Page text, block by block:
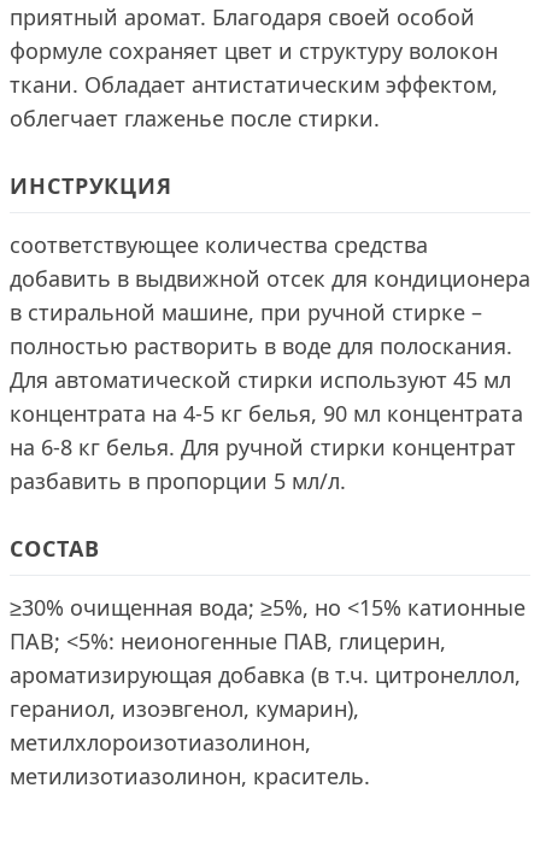
приятный аромат. Благодаря своей особой
формуле сохраняет цвет и структуру волокон
ткани. Обладает антистатическим эффектом,
облегчает глаженье после стирки.
ИНСТРУКЦИЯ
соответствующее количества средства
добавить в выдвижной отсек для кондиционера
в стиральной машине, при ручной стирке –
полностью растворить в воде для полоскания.
Для автоматической стирки используют 45 мл
концентрата на 4-5 кг белья, 90 мл концентрата
на 6-8 кг белья. Для ручной стирки концентрат
разбавить в пропорции 5 мл/л.
СОСТАВ
≥30% очищенная вода; ≥5%, но <15% катионные
ПАВ; <5%: неионогенные ПАВ, глицерин,
ароматизирующая добавка (в т.ч. цитронеллол,
гераниол, изоэвгенол, кумарин),
метилхлороизотиазолинон,
метилизотиазолинон, краситель.